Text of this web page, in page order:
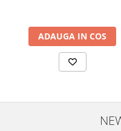
ADAUGA IN COS